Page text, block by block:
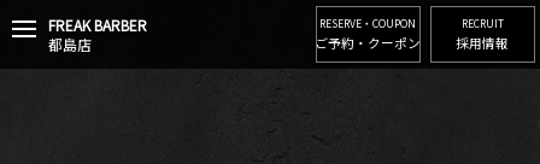
FREAK BARBER
都島店
RESERVE・COUPON
ご予約・クーポン
RECRUIT
採用情報
t
g